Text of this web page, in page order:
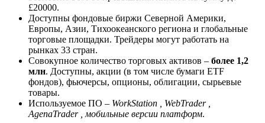
£20000.
Доступны фондовые биржи Северной Америки,
Европы, Азии, Тихоокеанского региона и глобальные
торговые площадки. Трейдеры могут работать на
рынках 33 стран.
Совокупное количество торговых активов – более 1,2
млн. Доступны, акции (в том числе бумаги ETF
фондов), фьючерсы, опционы, облигации, сырьевые
товары.
Используемое ПО – WorkStation , WebTrader ,
AgenaTrader , мобильные версии платформ.